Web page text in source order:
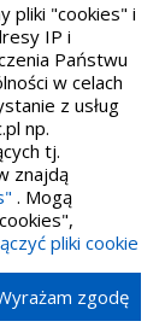
pliki "cookies" i
IP i
Państwu
w celach
z usług
np.
tj.
znajdą
. Mogą
pliki cookie
zgodę